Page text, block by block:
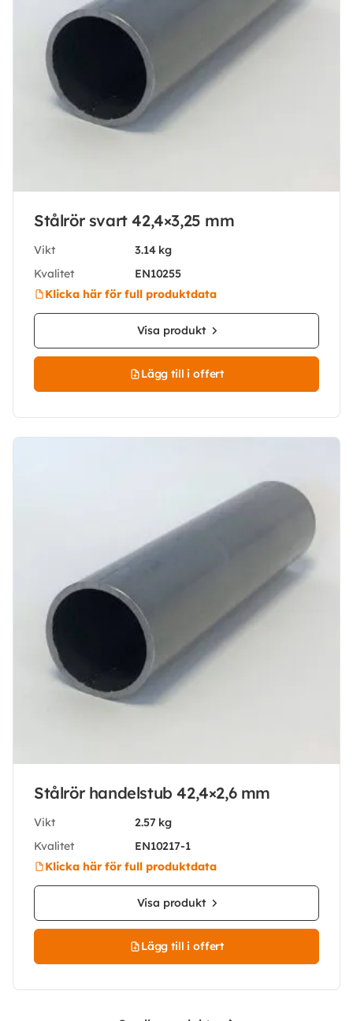
Stålrör svart 42,4×3,25 mm
Vikt
3.14 kg
Kvalitet
EN10255
Klicka här för full produktdata
Visa produkt
Lägg till i offert
Stålrör handelstub 42,4×2,6 mm
Vikt
2.57 kg
Kvalitet
EN10217-1
Klicka här för full produktdata
Visa produkt
Lägg till i offert